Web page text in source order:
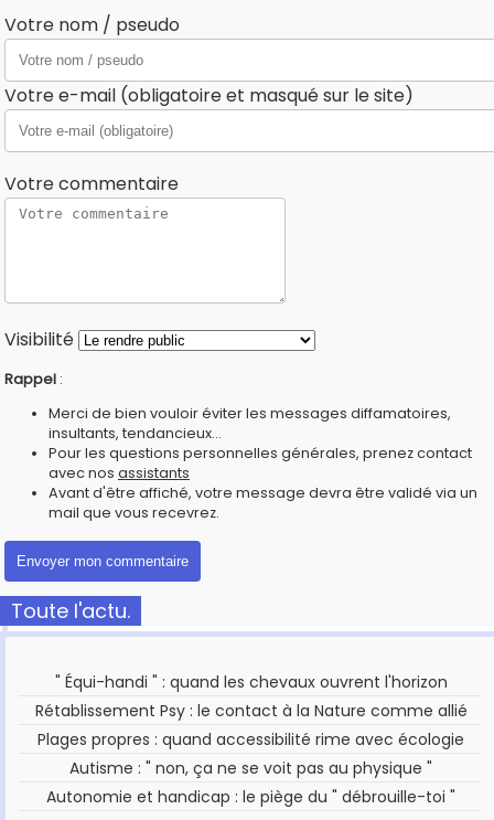
Votre nom / pseudo
Votre e-mail (obligatoire et masqué sur le site)
Votre commentaire
Visibilité
Rappel :
Merci de bien vouloir éviter les messages diffamatoires,
insultants, tendancieux...
Pour les questions personnelles générales, prenez contact
avec nos assistants
Avant d'être affiché, votre message devra être validé via un
mail que vous recevrez.
Toute l'actu.
" Équi-handi " : quand les chevaux ouvrent l'horizon
Rétablissement Psy : le contact à la Nature comme allié
Plages propres : quand accessibilité rime avec écologie
Autisme : " non, ça ne se voit pas au physique "
Autonomie et handicap : le piège du " débrouille-toi "